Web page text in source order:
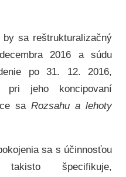
sa reštrukturalizačný
2016 a súdu
po 31. 12. 2016,
pri jeho koncipovaní
sa Rozsahu a lehoty
sa s účinnosťou
špecifikuje,